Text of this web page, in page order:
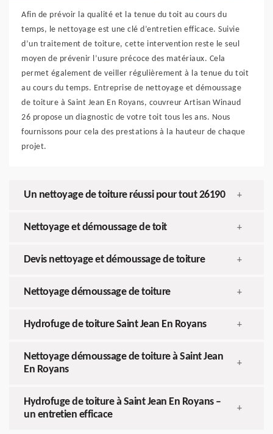
Afin de prévoir la qualité et la tenue du toit au cours du
temps, le nettoyage est une clé d’entretien efficace. Suivie
d’un traitement de toiture, cette intervention reste le seul
moyen de prévenir l’usure précoce des matériaux. Cela
permet également de veiller régulièrement à la tenue du toit
au cours du temps. Entreprise de nettoyage et démoussage
de toiture à Saint Jean En Royans, couvreur Artisan Winaud
26 propose un diagnostic de votre toit tous les ans. Nous
fournissons pour cela des prestations à la hauteur de chaque
projet.
Un nettoyage de toiture réussi pour tout 26190 +
Nettoyage et démoussage de toit +
Devis nettoyage et démoussage de toiture +
Nettoyage démoussage de toiture +
Hydrofuge de toiture Saint Jean En Royans +
Nettoyage démoussage de toiture à Saint Jean
En Royans
+
Hydrofuge de toiture à Saint Jean En Royans –
un entretien efficace
+